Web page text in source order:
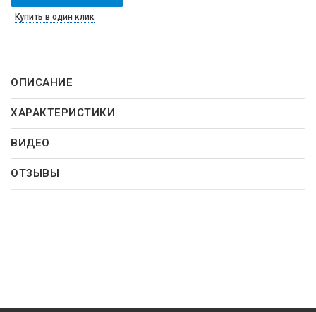
Купить в один клик
ОПИСАНИЕ
ХАРАКТЕРИСТИКИ
ВИДЕО
ОТЗЫВЫ